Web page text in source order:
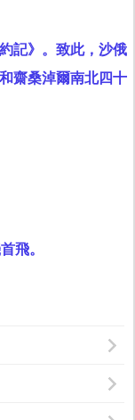
記》。致此，沙俄
齋桑淖爾南北四十
飛。